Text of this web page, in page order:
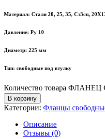
Материал: Стали 20, 25, 35, Ст3сп,
Давление: Ру 10
Диаметр: 225 мм
Тип: свободные под втулку
Количество товара
В корзину
Категории: Фланцы
Описание
Отзывы (0)